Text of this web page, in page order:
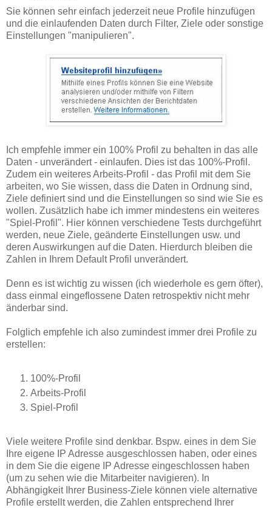
Sie können sehr einfach jederzeit neue Profile hinzufügen
und die einlaufenden Daten durch Filter, Ziele oder sonstige
Einstellungen "manipulieren".
Ich empfehle immer ein 100% Profil zu behalten in das alle
Daten - unverändert - einlaufen. Dies ist das 100%-Profil.
Zudem ein weiteres Arbeits-Profil - das Profil mit dem Sie
arbeiten, wo Sie wissen, dass die Daten in Ordnung sind,
Ziele definiert sind und die Einstellungen so sind wie Sie es
wollen. Zusätzlich habe ich immer mindestens ein weiteres
"Spiel-Profil". Hier können verschiedene Tests durchgeführt
werden, neue Ziele, geänderte Einstellungen usw. und
deren Auswirkungen auf die Daten. Hierdurch bleiben die
Zahlen in Ihrem Default Profil unverändert.
Denn es ist wichtig zu wissen (ich wiederhole es gern öfter),
dass einmal eingeflossene Daten retrospektiv nicht mehr
änderbar sind.
Folglich empfehle ich also zumindest immer drei Profile zu
erstellen:
100%-Profil
Arbeits-Profil
Spiel-Profil
Viele weitere Profile sind denkbar. Bspw. eines in dem Sie
Ihre eigene IP Adresse ausgeschlossen haben, oder eines
in dem Sie die eigene IP Adresse eingeschlossen haben
(um zu sehen wie die Mitarbeiter navigieren). In
Abhängigkeit Ihrer Business-Ziele können viele alternative
Profile erstellt werden, die Zahlen entsprechend Ihrer